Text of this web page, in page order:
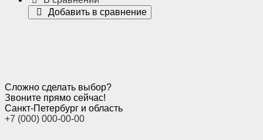
Добавить в сравнение
Сложно сделать выбор?
Звоните прямо сейчас!
Санкт-Петербург и область
+7 (000) 000-00-00